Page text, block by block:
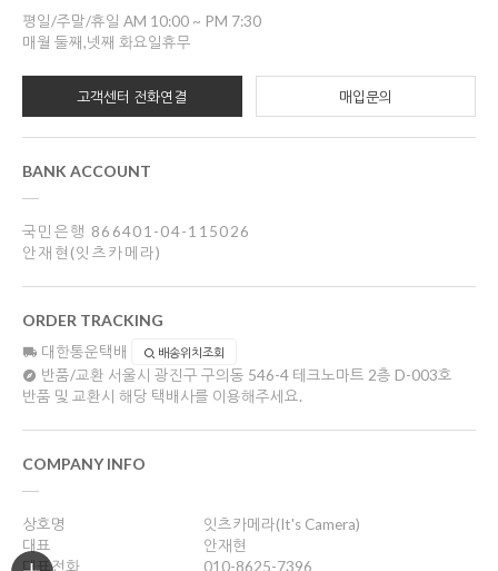
평일/주말/휴일 AM 10:00 ~ PM 7:30
매월 둘째,넷째 화요일휴무
고객센터 전화연결 매입문의
BANK ACCOUNT
국민은행 866401-04-115026
안재현(잇츠카메라)
ORDER TRACKING
대한통운택배 배송위치조회
반품/교환 서울시 광진구 구의동 546-4 테크노마트 2층 D-003호
반품 및 교환시 해당 택배사를 이용해주세요.
COMPANY INFO
상호명
잇츠카메라(It's Camera)
대표
안재현
대표전화
010-8625-7396